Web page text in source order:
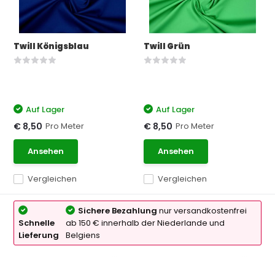
Twill Königsblau
Vergleichen
Auf Lager
€ 8,50 Pro Meter
Ansehen
Twill Grün
Vergleichen
Auf Lager
€ 8,50 Pro Meter
Ansehen
Schnelle
Lieferung
Sichere Bezahlung nur versandkostenfrei
ab 150 € innerhalb der Niederlande und
Belgiens